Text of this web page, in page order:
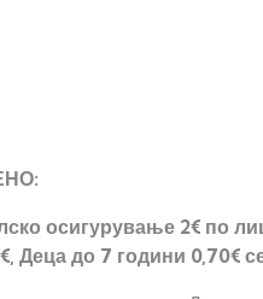
осигурување 2€ по
Деца до 7 години 0,70€